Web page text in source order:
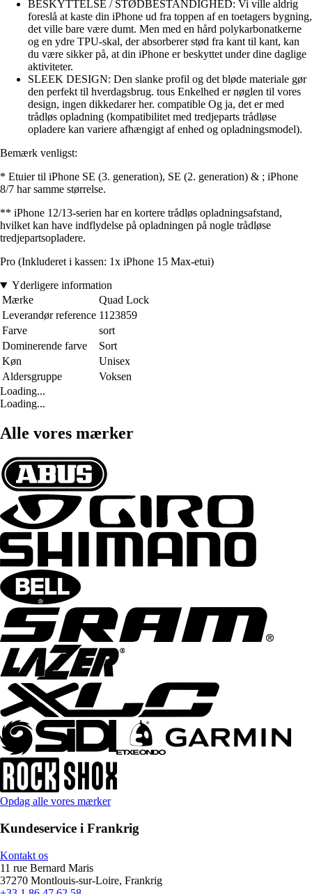
BESKYTTELSE / STØDBESTANDIGHED: Vi ville aldrig
foreslå at kaste din iPhone ud fra toppen af en toetagers bygning,
det ville bare være dumt. Men med en hård polykarbonatkerne
og en ydre TPU-skal, der absorberer stød fra kant til kant, kan
du være sikker på, at din iPhone er beskyttet under dine daglige
aktiviteter.
SLEEK DESIGN: Den slanke profil og det bløde materiale gør
den perfekt til hverdagsbrug. tous Enkelhed er nøglen til vores
design, ingen dikkedarer her. compatible Og ja, det er med
trådløs opladning (kompatibilitet med tredjeparts trådløse
opladere kan variere afhængigt af enhed og opladningsmodel).
Bemærk venligst:
* Etuier til iPhone SE (3. generation), SE (2. generation) & ; iPhone
8/7 har samme størrelse.
** iPhone 12/13-serien har en kortere trådløs opladningsafstand,
hvilket kan have indflydelse på opladningen på nogle trådløse
tredjepartsopladere.
Pro (Inkluderet i kassen: 1x iPhone 15 Max-etui)
Yderligere information
Mærke
Quad Lock
Leverandør reference 1123859
Farve
sort
Dominerende farve
Sort
Køn
Unisex
Aldersgruppe
Voksen
Loading...
Loading...
Alle vores mærker
Opdag alle vores mærker
Kundeservice i Frankrig
Kontakt os
11 rue Bernard Maris
37270 Montlouis-sur-Loire, Frankrig